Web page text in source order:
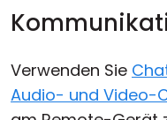
Verwenden Sie
Audio- und Video-